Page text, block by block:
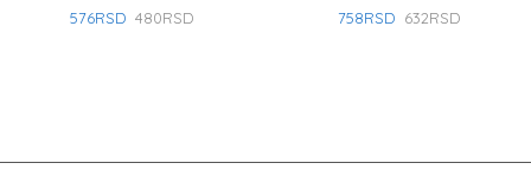
576RSD 480RSD 758RSD 632RSD